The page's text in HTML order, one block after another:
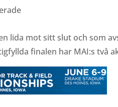
VANLIGA FRÅGOR
STADGAR
VERKSAMHETSPLAN 2024-
MAI ÅRSBERÄTTELSER
lida mot sitt slut och som
finalen har MAI:s två